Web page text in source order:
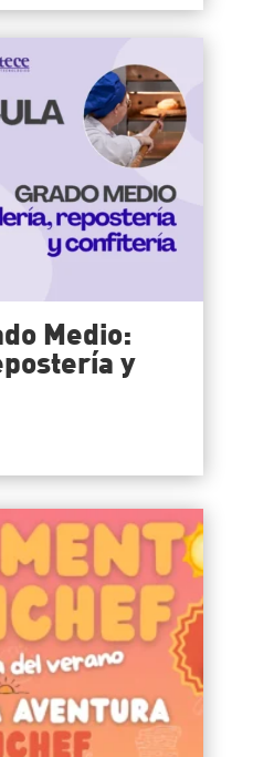
Medio:
y